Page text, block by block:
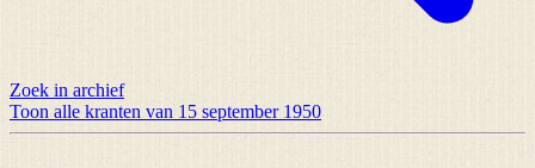
Zoek in archief
Toon alle kranten van 15 september 1950